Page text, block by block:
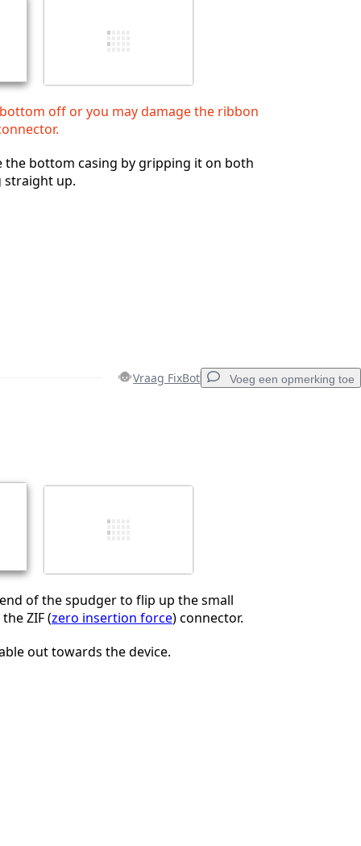
off or you may damage the ribbon
the bottom casing by gripping it on both
straight up.
Vraag FixBot Voeg een opmerking toe
of the spudger to flip up the small
ZIF (zero insertion force) connector.
out towards the device.